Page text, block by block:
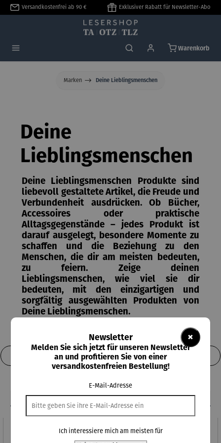
springen
Versandkostenfrei ab 90 € Exklusiver Rabatt für Newsletter-Abo
Warenkorb
Marken Deine Lieblingsmenschen
Deine
Lieblingsmenschen
Deine Lieblingsmenschen Produkte sind
liebevoll gestaltete Artikel, die Freude und
Verbundenheit ausdrücken. Ob Bücher,
Accessoires oder praktische
Alltagsgegenstände – jedes Produkt ist
darauf ausgelegt, besondere Momente zu
schaffen und die Beziehung zu den
Menschen, die dir am meisten bedeuten,
zu feiern. Zeige deinen
Lieblingsmenschen, wie viel sie dir
bedeuten, mit den einzigartigen und
sorgfältig ausgewählten Produkten von
Deine Lieblingsmenschen.
Produkte filtern
×
Newsletter
Melden Sie sich jetzt für unseren Newsletter
an und profitieren Sie von einer
versandkostenfreien Bestellung!
E-Mail-Adresse
Ich interessiere mich am meisten für